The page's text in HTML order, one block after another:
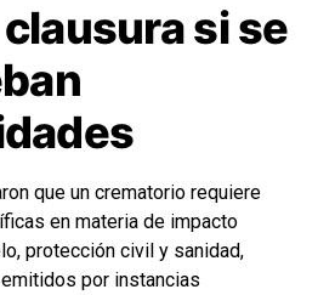
si se
que un crematorio requiere
en materia de impacto
protección civil y sanidad,
por instancias